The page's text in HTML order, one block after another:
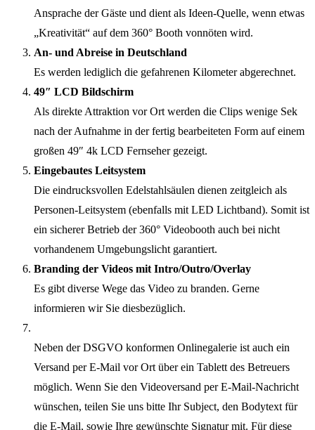
Ansprache der Gäste und dient als Ideen-Quelle, wenn etwas
„Kreativität“ auf dem 360° Booth vonnöten wird.
An- und Abreise in Deutschland
Es werden lediglich die gefahrenen Kilometer abgerechnet.
49″ LCD Bildschirm
Als direkte Attraktion vor Ort werden die Clips wenige Sek
nach der Aufnahme in der fertig bearbeiteten Form auf einem
großen 49″ 4k LCD Fernseher gezeigt.
Eingebautes Leitsystem
Die eindrucksvollen Edelstahlsäulen dienen zeitgleich als
Personen-Leitsystem (ebenfalls mit LED Lichtband). Somit ist
ein sicherer Betrieb der 360° Videobooth auch bei nicht
vorhandenem Umgebungslicht garantiert.
Branding der Videos mit Intro/Outro/Overlay
Es gibt diverse Wege das Video zu branden. Gerne
informieren wir Sie diesbezüglich.
Neben der DSGVO konformen Onlinegalerie ist auch ein
Versand per E-Mail vor Ort über ein Tablett des Betreuers
möglich. Wenn Sie den Videoversand per E-Mail-Nachricht
wünschen, teilen Sie uns bitte Ihr Subject, den Bodytext für
die E-Mail, sowie Ihre gewünschte Signatur mit. Für diese